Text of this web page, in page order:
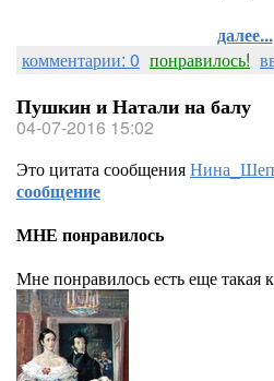
далее...
комментарии: 0 понравилось!
Пушкин и Натали на балу
04-07-2016 15:02
Это цитата сообщения
сообщение
МНЕ понравилось
Мне понравилось есть еще такая